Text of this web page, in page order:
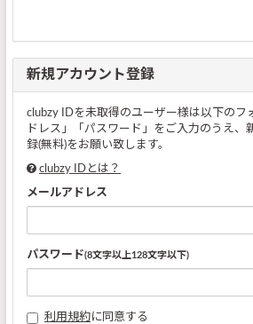
新規アカウント登録
clubzy IDを未取得のユーザー様は以下のフ
ドレス」「パスワード」をご入力のうえ、
録(無料)をお願い致します。
clubzy IDとは？
メールアドレス
パスワード(8文字以上128文字以下)
利用規約に同意する